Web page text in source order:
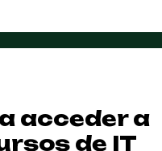
acceder a
de IT